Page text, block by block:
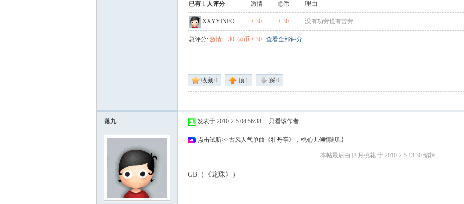
已有 1 人评分 激情 ㊣币 理由
XXYYINFO + 30 + 30 没有功劳也有苦劳
总评分: 激情 + 30 ㊣币 + 30 查看全部评分
收藏0 顶 1 踩0
落九 发表于 2010-2-5 04:56:38 只看该作者
点击试听>>古风人气单曲《牡丹亭》，桃心儿倾情献唱
本帖最后由 四月桃花 于 2010-2-5 13:30 编辑
GB（《龙珠》）